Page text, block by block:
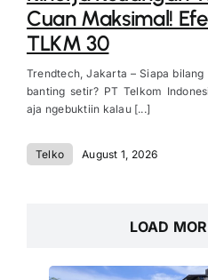
Cuan Maksimal!
TLKM 30
Trendtech, Jakarta – Siapa
banting setir? PT Telkom
aja ngebuktiin kalau [...]
Telko August 1, 2026
LOAD